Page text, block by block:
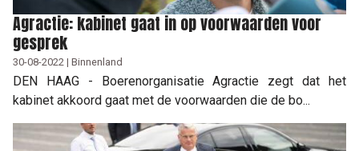
Agractie: kabinet gaat in op voorwaarden voor
gesprek
30-08-2022 | Binnenland
DEN HAAG - Boerenorganisatie Agractie zegt dat het
kabinet akkoord gaat met de voorwaarden die de bo...